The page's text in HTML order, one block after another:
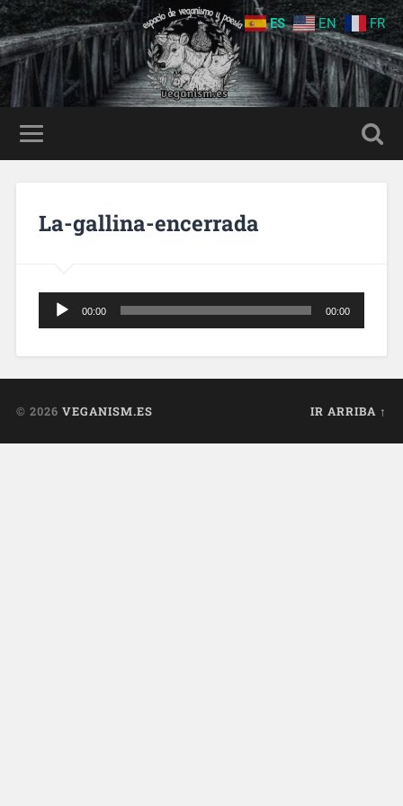
La-gallina-encerrada
Reproductor
00:00 00:00
© 2026 VEGANISM.ES IR ARRIBA ↑
ES EN FR